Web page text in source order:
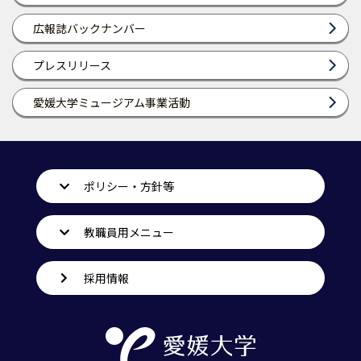
広報誌バックナンバー
プレスリリース
愛媛大学ミュージアム事業活動
ポリシー・方針等
教職員用メニュー
採用情報